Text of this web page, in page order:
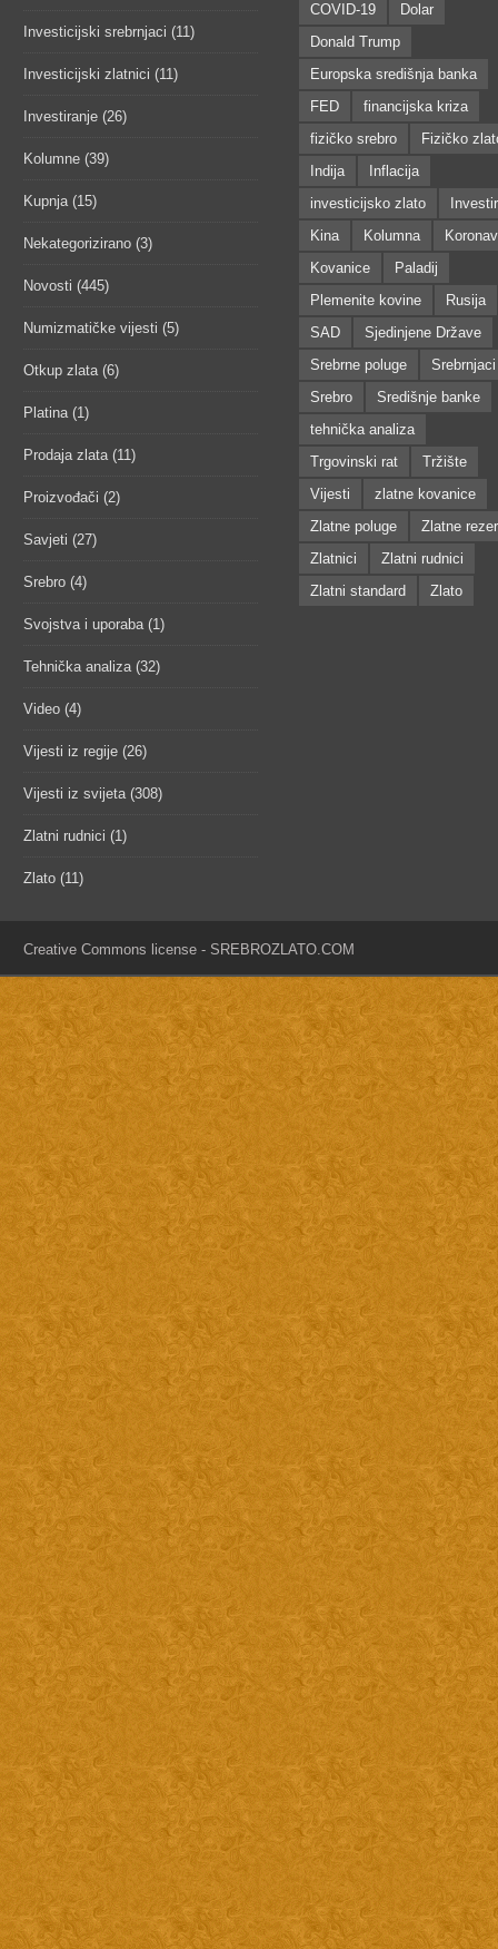
Investicijski srebrnjaci (11)
Investicijski zlatnici (11)
Investiranje(26)
Kolumne(39)
Kupnja(15)
Nekategorizirano(3)
Novosti (445)
Numizmatičke vijesti (5)
Otkup zlata(6)
Platina(1)
Prodaja zlata(11)
Proizvođači (2)
Savjeti (27)
Srebro(4)
Svojstva i uporaba(1)
Tehnička analiza(32)
Video(4)
Vijesti iz regije(26)
Vijesti iz svijeta(308)
Zlatni rudnici (1)
Zlato(11)
COVID-19
Dolar
Donald Trump
Europska središnja banka
FED
financijska kriza
fizičko srebro
Fizičko
Indija
Inflacija
investicijsko zlato
Kina
Kolumna
Kovanice
Paladij
Plemenite kovine
Rusija
SAD
Sjedinjene Države
Srebrne poluge
Srebrnjaci
Srebro
Središnje banke
tehnička analiza
Trgovinski rat
Tržište
Vijesti
zlatne kovanice
Zlatne poluge
Zlatne
Zlatnici
Zlatni rudnici
Zlatni standard
Zlato
Creative Commons license - SREBROZLATO.COM